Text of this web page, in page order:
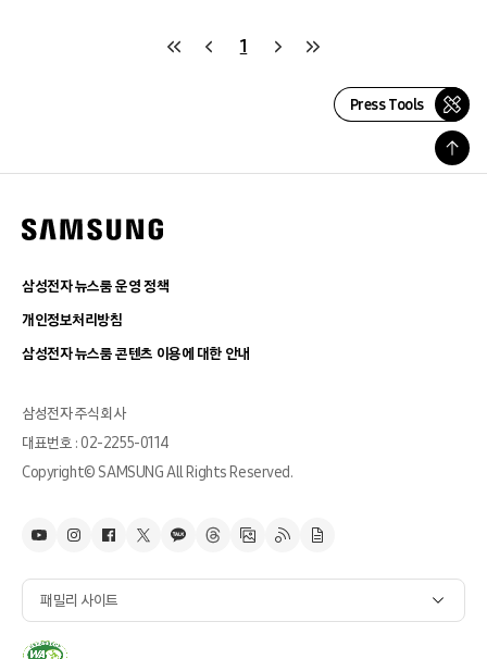
1
Press Tools
삼성전자 뉴스룸 운영 정책
개인정보처리방침
삼성전자 뉴스룸 콘텐츠 이용에 대한 안내
삼성전자 주식회사
대표번호 : 02-2255-0114
Copyright© SAMSUNG All Rights Reserved.
패밀리 사이트